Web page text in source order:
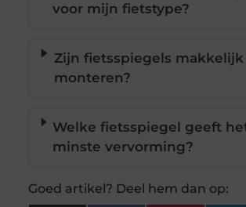
voor mijn fietstype?
Zijn fietsspiegels makkelijk
monteren?
Welke fietsspiegel geeft
minste vervorming?
Goed artikel? Deel hem dan op: